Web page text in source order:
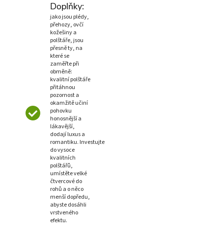
Doplňky:
jako jsou plédy,
přehozy, ovčí
kožešiny a
polštáře, jsou
přesně ty, na
které se
zaměřte při
obměně:
kvalitní polštáře
přitáhnou
pozornost a
okamžitě učiní
pohovku
honosnější a
lákavější,
dodají luxus a
romantiku. Investujte
do vysoce
kvalitních
polštářů,
umístěte velké
čtvercové do
rohů a o něco
menší dopředu,
abyste dosáhli
vrstveného
efektu.